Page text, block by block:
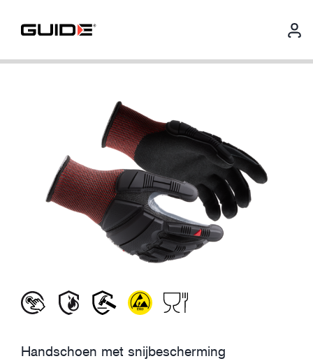
Handschoen met snijbescherming